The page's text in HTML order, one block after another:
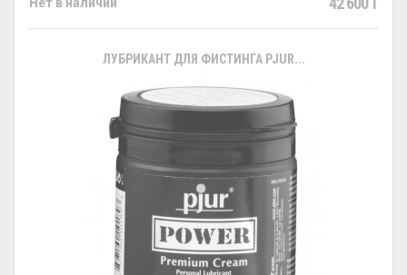
ЛУБРИКАНТ ДЛЯ ФИСТИНГА PJUR...